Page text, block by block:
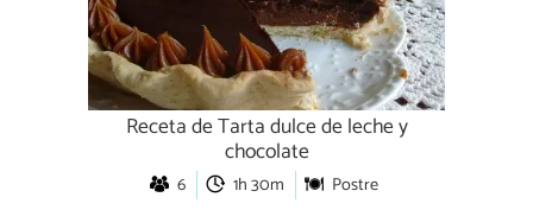
Receta de Tarta dulce de leche y
chocolate
6 1h 30m Postre